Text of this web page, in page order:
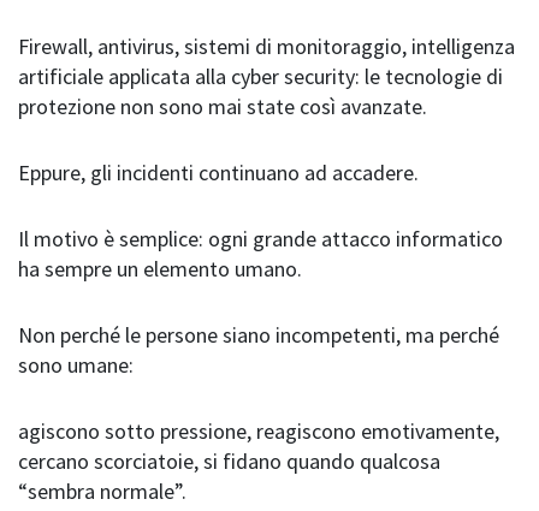
Firewall, antivirus, sistemi di monitoraggio, intelligenza
artificiale applicata alla cyber security: le tecnologie di
protezione non sono mai state così avanzate.
Eppure, gli incidenti continuano ad accadere.
Il motivo è semplice: ogni grande attacco informatico
ha sempre un elemento umano.
Non perché le persone siano incompetenti, ma perché
sono umane:
agiscono sotto pressione, reagiscono emotivamente,
cercano scorciatoie, si fidano quando qualcosa
“sembra normale”.